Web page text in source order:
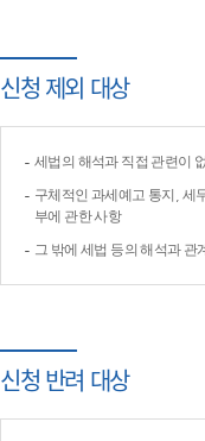
신청 제외 대상
세법의 해석과 직접 관련이
구체적인 과세예고 통지, 세
부에 관한 사항
그 밖에 세법 등의 해석과 관
신청 반려 대상